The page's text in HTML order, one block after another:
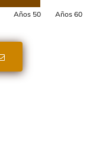
Años 50
Años 60